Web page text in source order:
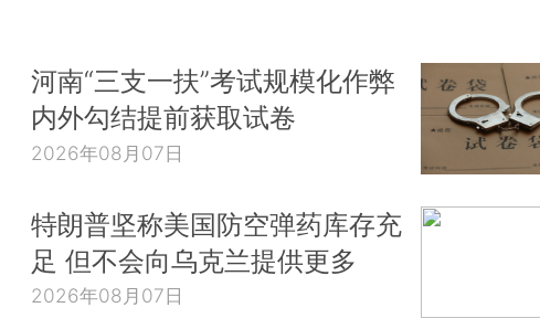
河南“三支一扶”考试规模化作弊
内外勾结提前获取试卷
2026年08月07日
特朗普坚称美国防空弹药库存充
足 但不会向乌克兰提供更多
2026年08月07日